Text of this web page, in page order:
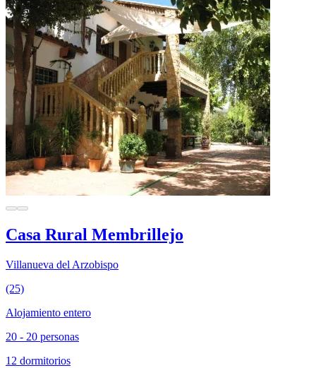
Casa Rural Membrillejo
Villanueva del Arzobispo
(25)
Alojamiento entero
20 - 20 personas
12 dormitorios